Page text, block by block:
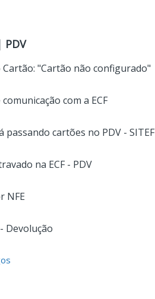
Cartão: "Cartão não configurado"
com a ECF
passando cartões no PDV - SITEF
na ECF - PDV
NFE
Devolução